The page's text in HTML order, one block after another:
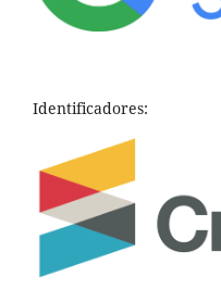
Identificadores: